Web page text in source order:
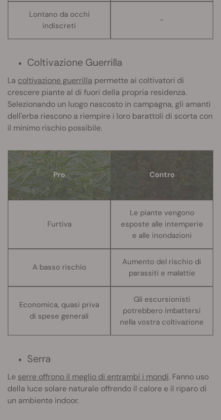
Lontano da occhi
indiscreti
-
Coltivazione Guerrilla
La coltivazione guerrilla permette ai coltivatori di
crescere piante al di fuori della propria residenza.
Selezionando un luogo nascosto in campagna, gli amanti
dell'erba riescono a riempire i loro barattoli di scorta con
il minimo rischio possibile.
Pro Contro
Furtiva
Le piante vengono
esposte alle intemperie
e alle inondazioni
A basso rischio
Aumento del rischio di
parassiti e malattie
Economica, quasi priva
di spese generali
Gli escursionisti
potrebbero imbattersi
nella vostra coltivazione
Serra
Le serre offrono il meglio di entrambi i mondi. Fanno uso
della luce solare naturale offrendo il calore e il riparo di
un ambiente indoor.